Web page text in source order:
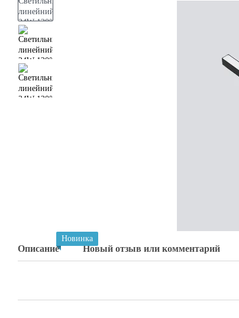
Новинка
Описание Новый отзыв или комментарий